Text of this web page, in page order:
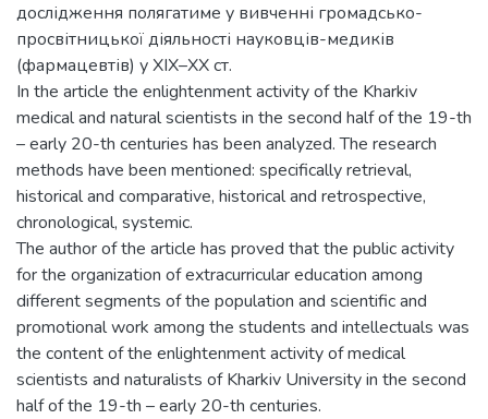
дослідження полягатиме у вивченні громадсько-
просвітницької діяльності науковців-медиків
(фармацевтів) у ХІХ–ХХ ст.
In the article the enlightenment activity of the Kharkiv
medical and natural scientists in the second half of the 19-th
– early 20-th centuries has been analyzed. The research
methods have been mentioned: specifically retrieval,
historical and comparative, historical and retrospective,
chronological, systemic.
The author of the article has proved that the public activity
for the organization of extracurricular education among
different segments of the population and scientific and
promotional work among the students and intellectuals was
the content of the enlightenment activity of medical
scientists and naturalists of Kharkiv University in the second
half of the 19-th – early 20-th centuries.